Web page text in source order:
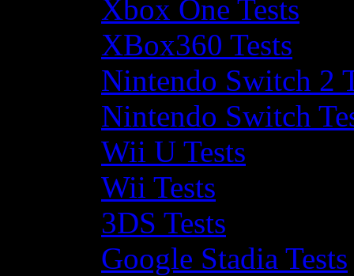
Xbox One Tests
XBox360 Tests
Nintendo Switch 2
Nintendo Switch
Wii U Tests
Wii Tests
3DS Tests
Google Stadia Tests